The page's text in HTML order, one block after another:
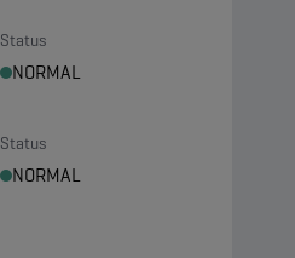
Status
NORMAL
Status
NORMAL